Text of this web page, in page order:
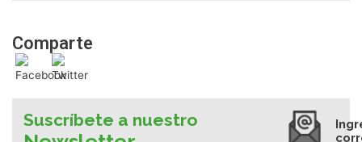
Comparte
Suscríbete a nuestro